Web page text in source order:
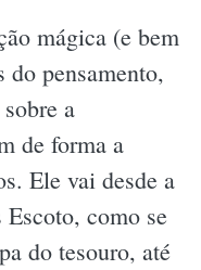
mágica (e bem
do pensamento,
a
de forma a
Ele vai desde a
como se
do tesouro, até